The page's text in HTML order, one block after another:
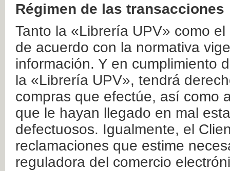
Régimen de las transacciones
Tanto la «Librería UPV» como
de acuerdo con la normativa
información. Y en cumplimiento
la «Librería UPV», tendrá
compras que efectúe, así como
que le hayan llegado en mal
defectuosos. Igualmente, el
reclamaciones que estime
reguladora del comercio